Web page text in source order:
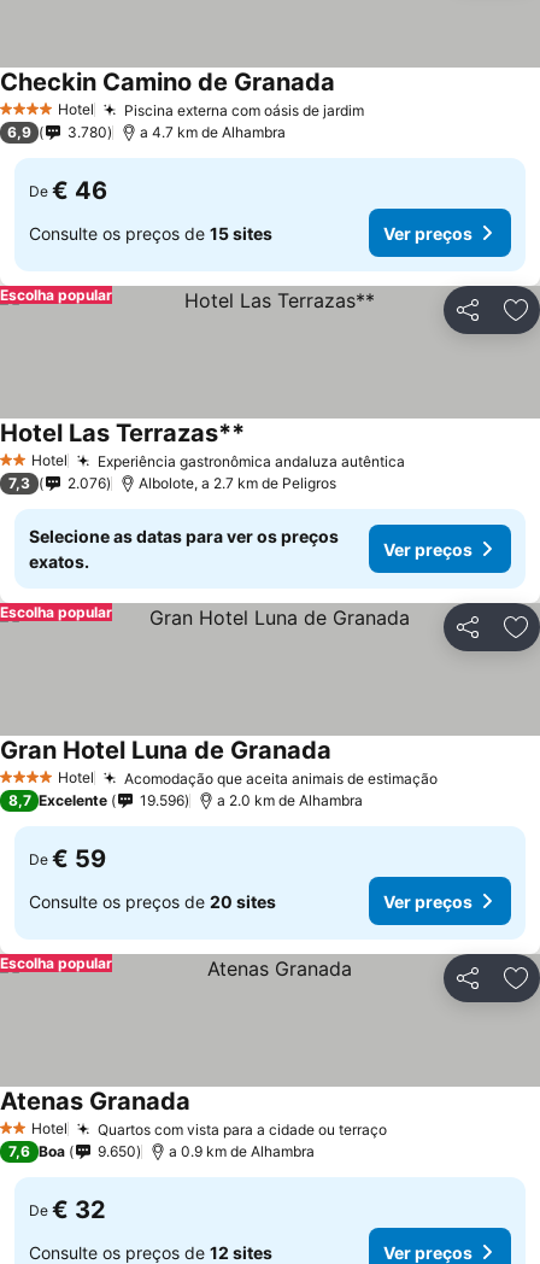
4 EstrelasHotel Piscina externa com oásis de jardim
Checkin Camino de Granada
6,9 3.780 a 4.7 km de Alhambra
De € 46
Consulte os preços de 15 sites Ver preços
Partilhar
Escolha popular
2 Estrelas
Hotel Experiência gastronômica andaluza autêntica
Hotel Las Terrazas**
7,3 2.076 Albolote, a 2.7 km de Peligros
Selecione as datas para ver os preços
exatos.
Ver preços
Partilhar
Escolha popular
4 EstrelasHotel Acomodação que aceita animais de estimação
Gran Hotel Luna de Granada
8,7 Excelente 19.596 a 2.0 km de Alhambra
De € 59
Consulte os preços de 20 sites Ver preços
Partilhar
Escolha popular
2 Estrelas
Hotel Quartos com vista para a cidade ou terraço
Atenas Granada
7,6 Boa 9.650 a 0.9 km de Alhambra
De € 32
Consulte os preços de 12 sites Ver preços